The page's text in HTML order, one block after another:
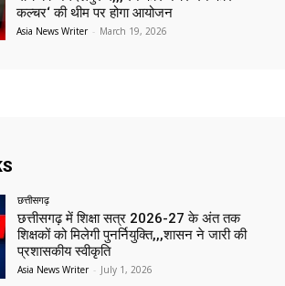
कल्चर‘ की थीम पर होगा आयोजन
Asia News Writer - March 19, 2026
छत्तीसगढ़
छत्तीसगढ़ में शिक्षा सत्र 2026-27 के अंत तक
शिक्षकों को मिलेगी पुनर्नियुक्ति,,,शासन ने जारी की
प्रशासकीय स्वीकृति
Asia News Writer - July 1, 2026